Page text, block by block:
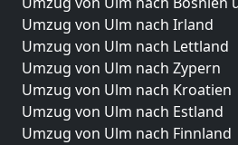
Umzug von Ulm nach Irland
Umzug von Ulm nach Lettland
Umzug von Ulm nach Zypern
Umzug von Ulm nach Kroatien
Umzug von Ulm nach Estland
Umzug von Ulm nach Finnland